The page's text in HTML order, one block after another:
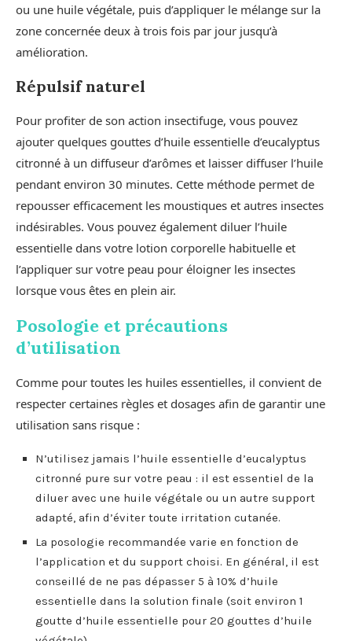
ou une huile végétale, puis d’appliquer le mélange sur la
zone concernée deux à trois fois par jour jusqu’à
amélioration.
Répulsif naturel
Pour profiter de son action insectifuge, vous pouvez
ajouter quelques gouttes d’huile essentielle d’eucalyptus
citronné à un diffuseur d’arômes et laisser diffuser l’huile
pendant environ 30 minutes. Cette méthode permet de
repousser efficacement les moustiques et autres insectes
indésirables. Vous pouvez également diluer l’huile
essentielle dans votre lotion corporelle habituelle et
l’appliquer sur votre peau pour éloigner les insectes
lorsque vous êtes en plein air.
Posologie et précautions
d’utilisation
Comme pour toutes les huiles essentielles, il convient de
respecter certaines règles et dosages afin de garantir une
utilisation sans risque :
N’utilisez jamais l’huile essentielle d’eucalyptus
citronné pure sur votre peau : il est essentiel de la
diluer avec une huile végétale ou un autre support
adapté, afin d’éviter toute irritation cutanée.
La posologie recommandée varie en fonction de
l’application et du support choisi. En général, il est
conseillé de ne pas dépasser 5 à 10% d’huile
essentielle dans la solution finale (soit environ 1
goutte d’huile essentielle pour 20 gouttes d’huile